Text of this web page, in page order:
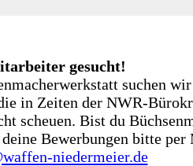
gesucht!
suchen wir
in Zeiten der NWR-
scheuen. Bist du
Bewerbungen bitte
niedermeier.de